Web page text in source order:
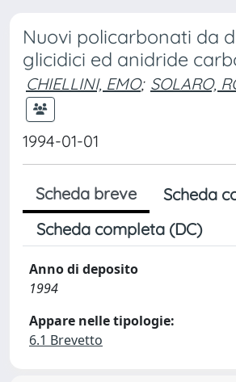
Nuovi policarbonati da
glicidici ed anidride
CHIELLINI, EMO; SOLARO,
1994-01-01
Scheda breve
Scheda
Scheda completa (DC)
Anno di deposito
1994
Appare nelle tipologie:
6.1 Brevetto